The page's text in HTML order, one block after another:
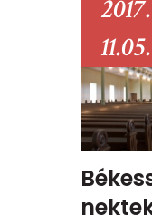
2017.
11.05.